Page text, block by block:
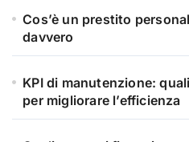
Cos’è un prestito
davvero
KPI di manutenzione:
per migliorare l’efficienza